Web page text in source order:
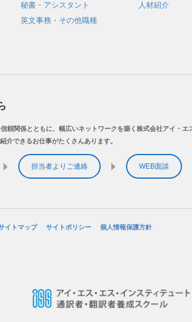
秘書・アシスタント
英文事務・その他職種
人材紹介
頼関係とともに、幅広いネットワークを築く株式会社アイ・エ
介できるお仕事がたくさんあります。
担当者よりご連絡 WEB面談
イトマップ サイトポリシー 個人情報保護方針